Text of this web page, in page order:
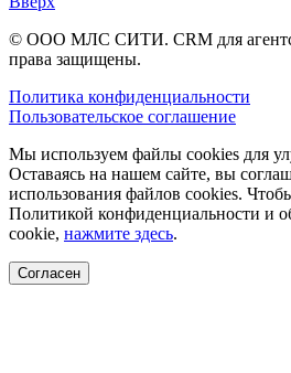
© ООО МЛС СИТИ. CRM для
права защищены.
Политика конфиденциальности
Пользовательское соглашение
Мы используем файлы cookies для
Оставаясь на нашем сайте, вы
использования файлов cookies.
Политикой конфиденциальности и
cookie, нажмите здесь.
Согласен